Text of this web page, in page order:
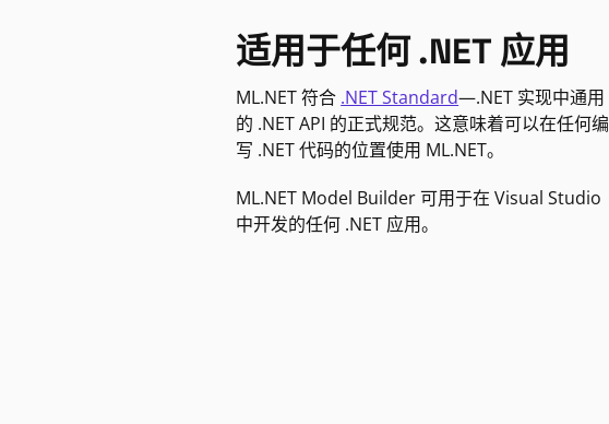
适用于任何 .NET 应用
ML.NET 符合 .NET Standard—.NET 实现中通用
的 .NET API 的正式规范。这意味着可以在任何编
写 .NET 代码的位置使用 ML.NET。
ML.NET Model Builder 可用于在 Visual Studio
中开发的任何 .NET 应用。